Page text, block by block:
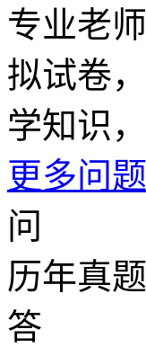
专业老
拟试卷
学知识
更多问
问
历年真
答